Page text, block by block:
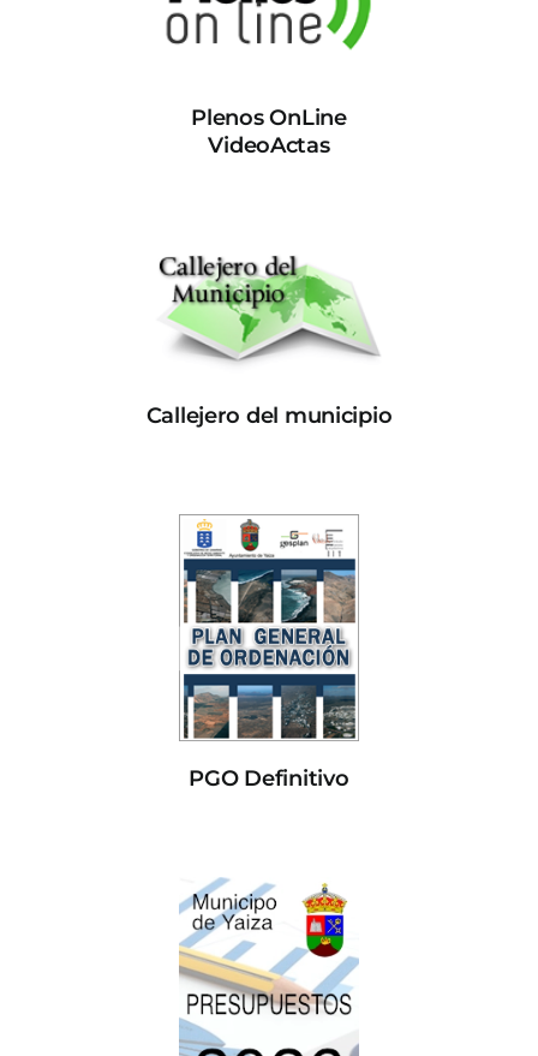
Plenos OnLine
VideoActas
Callejero del municipio
PGO Definitivo